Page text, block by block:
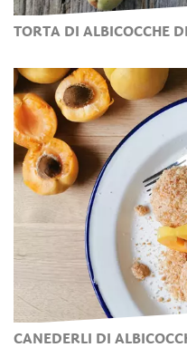
TORTA DI ALBICOCCHE
CANEDERLI DI